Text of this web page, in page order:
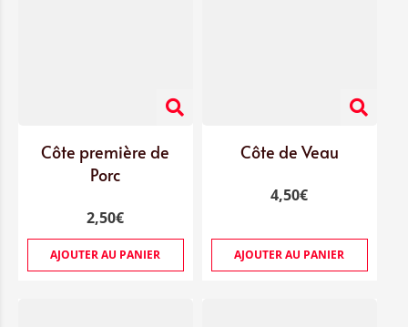
Côte première de
Porc
2,50€
AJOUTER AU PANIER
Côte de Veau
4,50€
AJOUTER AU PANIER